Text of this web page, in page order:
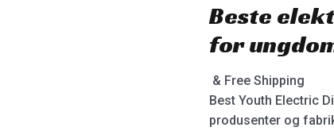
Beste
for
& Free Shipping
Best Youth Electric
produsenter og